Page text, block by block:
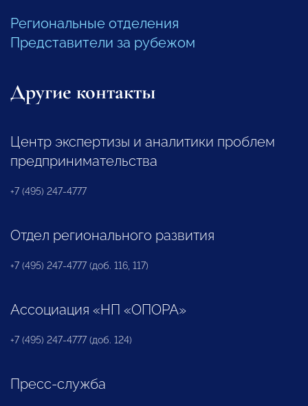
Региональные отделения
Представители за рубежом
Другие контакты
Центр экспертизы и аналитики проблем
предпринимательства
+7 (495) 247-4777
Отдел регионального развития
+7 (495) 247-4777 (доб. 116, 117)
Ассоциация «НП «ОПОРА»
+7 (495) 247-4777 (доб. 124)
Пресс-служба